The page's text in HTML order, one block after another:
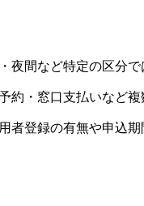
夜間など特定の区分
約・窓口支払いなど
者登録の有無や申込